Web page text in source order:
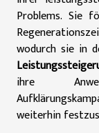
Problems. Sie
wodurch sie in
ihre
weiterhin